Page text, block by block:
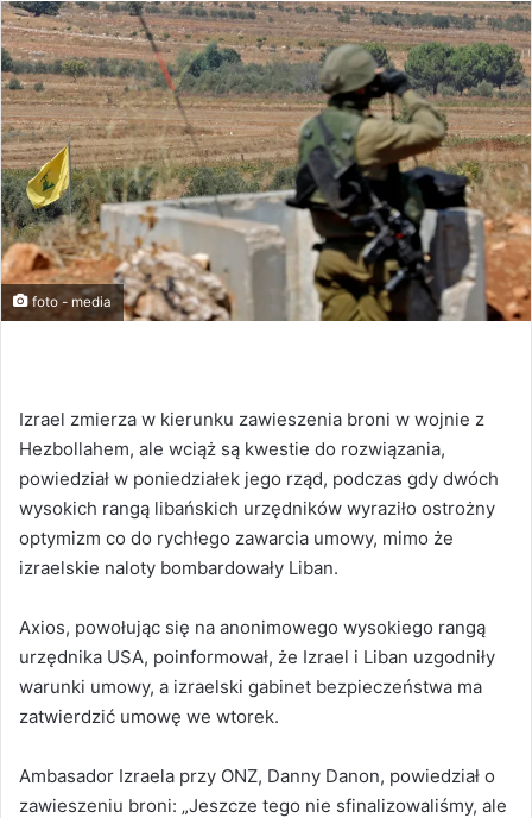
foto - media
Izrael zmierza w kierunku zawieszenia broni w wojnie z
Hezbollahem, ale wciąż są kwestie do rozwiązania,
powiedział w poniedziałek jego rząd, podczas gdy dwóch
wysokich rangą libańskich urzędników wyraziło ostrożny
optymizm co do rychłego zawarcia umowy, mimo że
izraelskie naloty bombardowały Liban.
Axios, powołując się na anonimowego wysokiego rangą
urzędnika USA, poinformował, że Izrael i Liban uzgodniły
warunki umowy, a izraelski gabinet bezpieczeństwa ma
zatwierdzić umowę we wtorek.
Ambasador Izraela przy ONZ, Danny Danon, powiedział o
zawieszeniu broni: „Jeszcze tego nie sfinalizowaliśmy, ale